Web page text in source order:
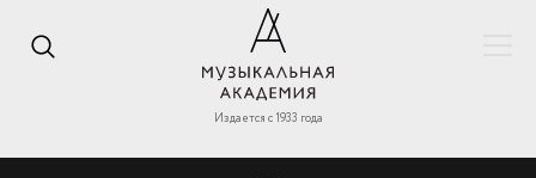
Издается с 1933 года